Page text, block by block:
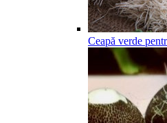
Ceapă verde